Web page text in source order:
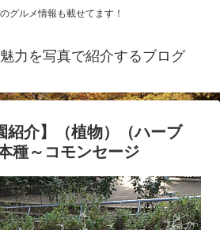
グルメ情報も載せてます！
力を写真で紹介するブログ
紹介】（植物）（ハーブ
種～コモンセージ